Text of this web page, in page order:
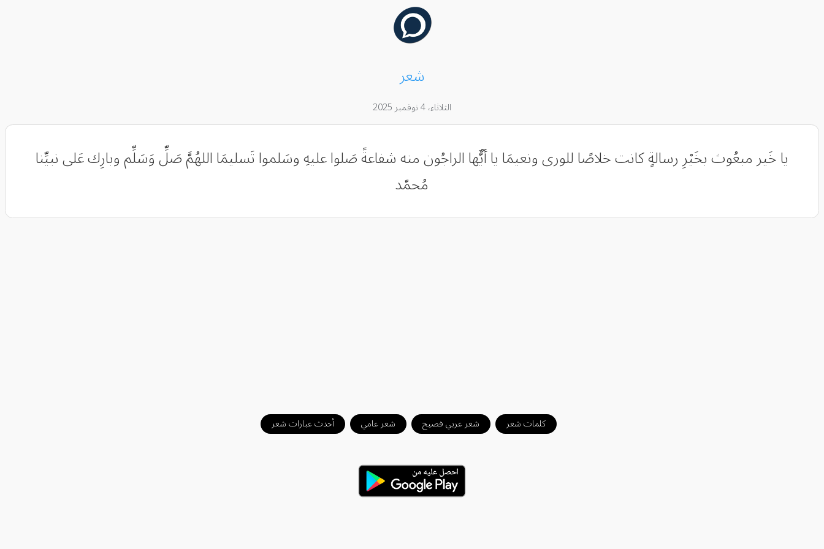
شعر
الثلاثاء، 4 نوفمبر 2025
يا خَير مبعُوث بخَيْرِ رسالةٍ كانت خلاصًا للورى ونعيمَا يا أيٌّها الراجُون منه شفاعةً صَلوا عليهِ وسَلموا تَسليمَا اللهُمَّ صَلِّ وَسَلِّم وبارِك عَلى نبيِّنا
مُحمّد
كلمات شعر شعر عربي فصيح شعر عامي أحدث عبارات شعر